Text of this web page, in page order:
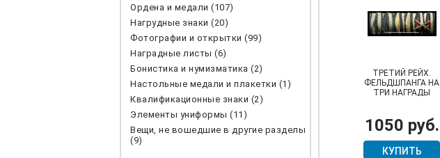
Ордена и медали (107)
Нагрудные знаки (20)
Фотографии и открытки (99)
Наградные листы (6)
Бонистика и нумизматика (2)
Настольные медали и плакетки (1)
Квалификационные знаки (2)
Элементы униформы (11)
Вещи, не вошедшие в другие разделы
(9)
ТРЕТИЙ РЕЙХ.
ФЕЛЬДШПАНГА НА
ТРИ НАГРАДЫ
1050 руб.
КУПИТЬ